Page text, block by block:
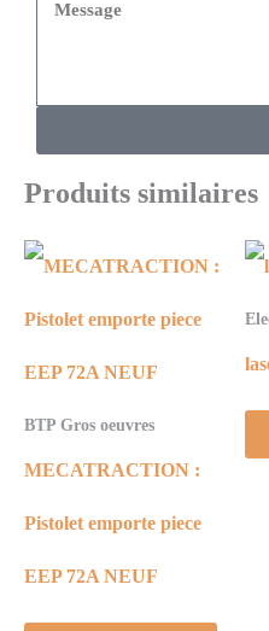
Produits similaires
BTP Gros oeuvres
MECATRACTION :
Pistolet emporte piece
EEP 72A NEUF